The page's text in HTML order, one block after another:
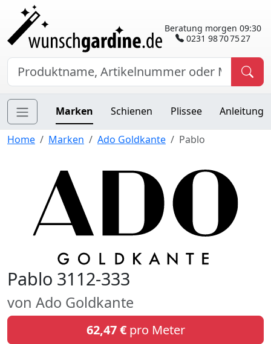
Beratung morgen 09:30
0231 98 70 75 27
Marken Schienen Plissee Anleitung
Home Marken Ado Goldkante Pablo
Pablo 3112-333
von Ado Goldkante
62,47 €pro Meter